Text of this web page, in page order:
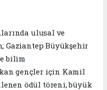
ulusal ve
Gaziantep Büyükşehir
bilim
gençler için Kamil
ödül töreni, büyük